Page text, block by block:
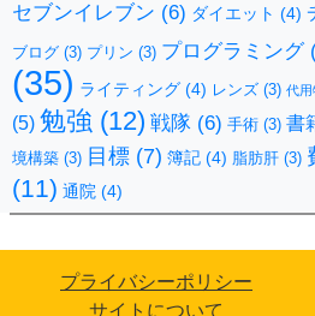
セブンイレブン (6) ダイエット (4)
ブログ (3) プリン (3) プログラミング
(35) ライティング (4) レンズ (3) 代用
(5) 勉強 (12) 戦隊 (6) 手術 (3) 書
境構築 (3) 目標 (7) 簿記 (4) 脂肪肝 (3)
(11) 通院 (4)
プライバシーポリシー
サイトについて